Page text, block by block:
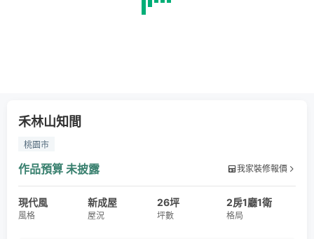
禾林山知間
桃園市
作品預算 未披露 我家裝修報價
現代風
風格
新成屋
屋況
26坪
坪數
2房1廳1衛
格局